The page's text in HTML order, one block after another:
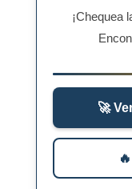
¡Chequea
🚀